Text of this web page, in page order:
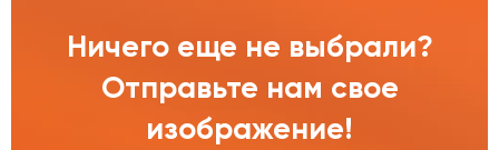
Ничего еще не выбрали?
Отправьте нам свое
изображение!